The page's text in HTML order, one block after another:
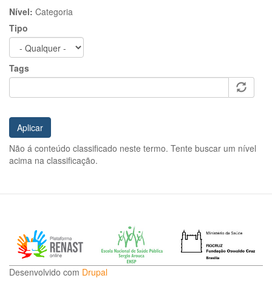
Nível: Categoria
Tipo
Tags
Aplicar
Não á conteúdo classificado neste termo. Tente buscar um nível
acima na classificação.
Desenvolvido com Drupal